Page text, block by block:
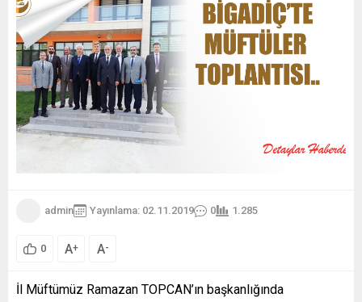
admin Yayınlama: 02.11.2019 0 1.285
0 A+ A-
İl Müftümüz Ramazan TOPCAN’ın başkanlığında